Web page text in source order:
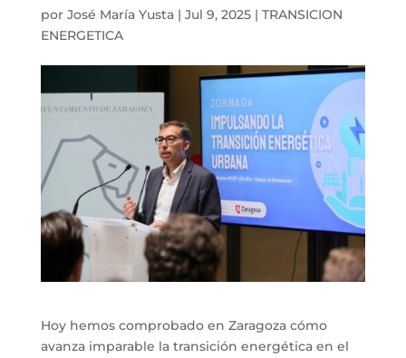
por José María Yusta| Jul 9, 2025| TRANSICION
ENERGETICA
Hoy hemos comprobado en Zaragoza cómo
avanza imparable la transición energética en el